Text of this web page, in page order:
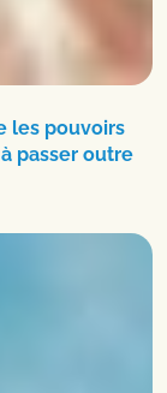
les pouvoirs
passer outre